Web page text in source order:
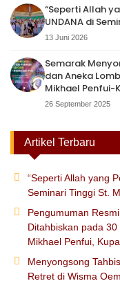
“Seperti Allah
UNDANA di
13 Juni 2026
Semarak
dan Aneka
Mikhael Penfui-
26 September 2025
Artikel Terbaru
“Seperti Allah yang
Seminari Tinggi St.
Pengumuman
Ditahbiskan pada
Mikhael Penfui,
Menyongsong
Retret di Wisma